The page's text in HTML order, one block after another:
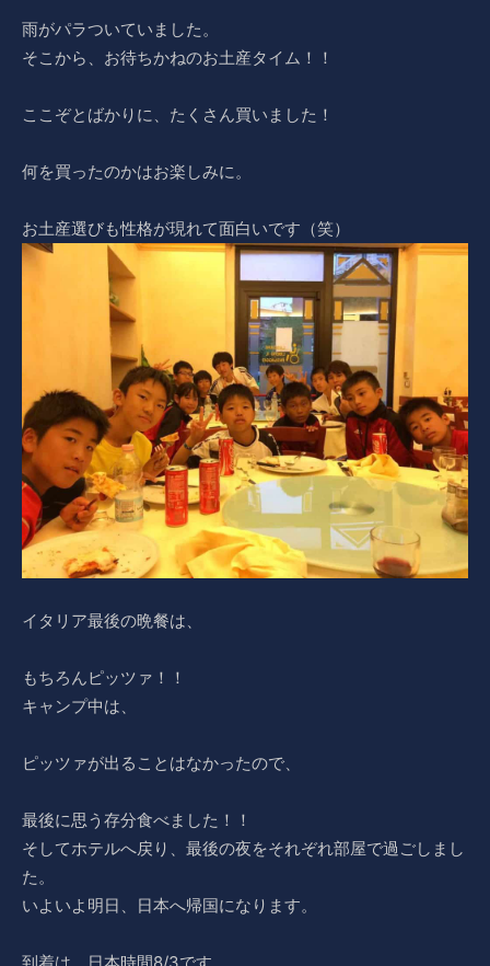
雨がパラついていました。
そこから、お待ちかねのお土産タイム！！
ここぞとばかりに、たくさん買いました！
何を買ったのかはお楽しみに。
お土産選びも性格が現れて面白いです（笑）
イタリア最後の晩餐は、
もちろんピッツァ！！
キャンプ中は、
ピッツァが出ることはなかったので、
最後に思う存分食べました！！
そしてホテルへ戻り、最後の夜をそれぞれ部屋で過ごしまし
た。
いよいよ明日、日本へ帰国になります。